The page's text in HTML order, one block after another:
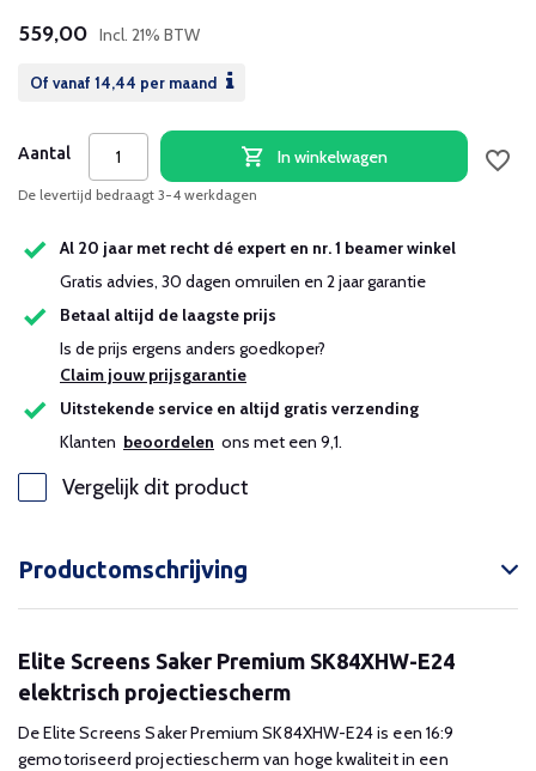
559,00 Incl. 21% BTW
Of vanaf 14,44 per maand
Aantal In winkelwagen
De levertijd bedraagt 3-4 werkdagen
Al 20 jaar met recht dé expert en nr. 1 beamer winkel
Gratis advies, 30 dagen omruilen en 2 jaar garantie
Betaal altijd de laagste prijs
Is de prijs ergens anders goedkoper?
Claim jouw prijsgarantie
Uitstekende service en altijd gratis verzending
Klanten beoordelen ons met een 9,1.
Vergelijk dit product
Productomschrijving
Elite Screens Saker Premium SK84XHW-E24
elektrisch projectiescherm
De Elite Screens Saker Premium SK84XHW-E24 is een 16:9
gemotoriseerd projectiescherm van hoge kwaliteit in een